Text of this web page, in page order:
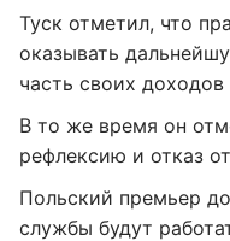
Туск отметил, что
оказывать
часть своих
В то же время он
рефлексию и отказ
Польский премьер
службы будут